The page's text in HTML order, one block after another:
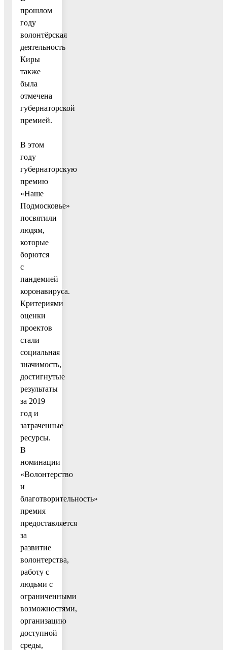
прошлом
году
волонтёрская
деятельность
Киры
также
была
отмечена
губернаторской
премией.
В этом
году
губернаторскую
премию
«Наше
Подмосковье»
посвятили
людям,
которые
борются
с
пандемией
коронавируса.
Критериями
оценки
проектов
стали
социальная
значимость,
достигнутые
результаты
за 2019
год и
затраченные
ресурсы.
В
номинации
«Волонтерство
и
благотворительность»
премия
предоставляется
за
развитие
волонтерства,
работу с
людьми с
ограниченными
возможностями,
организацию
доступной
среды,